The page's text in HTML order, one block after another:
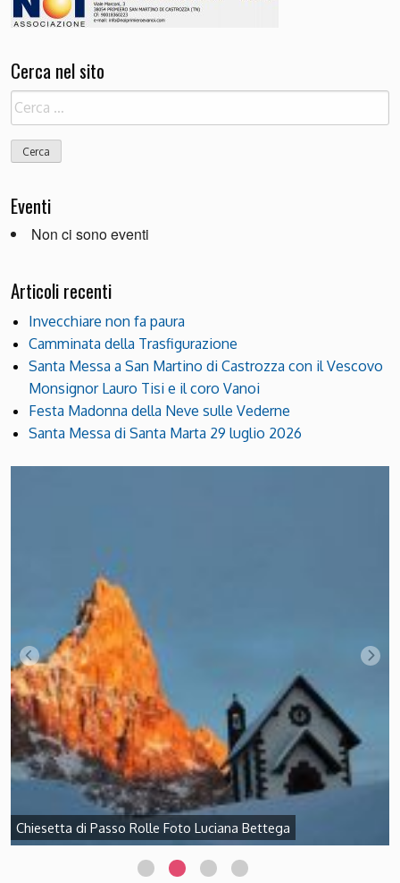
Cerca nel sito
Ricerca
per:
Eventi
Non ci sono eventi
Articoli recenti
Invecchiare non fa paura
Camminata della Trasfigurazione
Santa Messa a San Martino di Castrozza con il Vescovo
Monsignor Lauro Tisi e il coro Vanoi
Festa Madonna della Neve sulle Vederne
Santa Messa di Santa Marta 29 luglio 2026
Chiesetta di Passo Rolle Foto Luciana Bettega